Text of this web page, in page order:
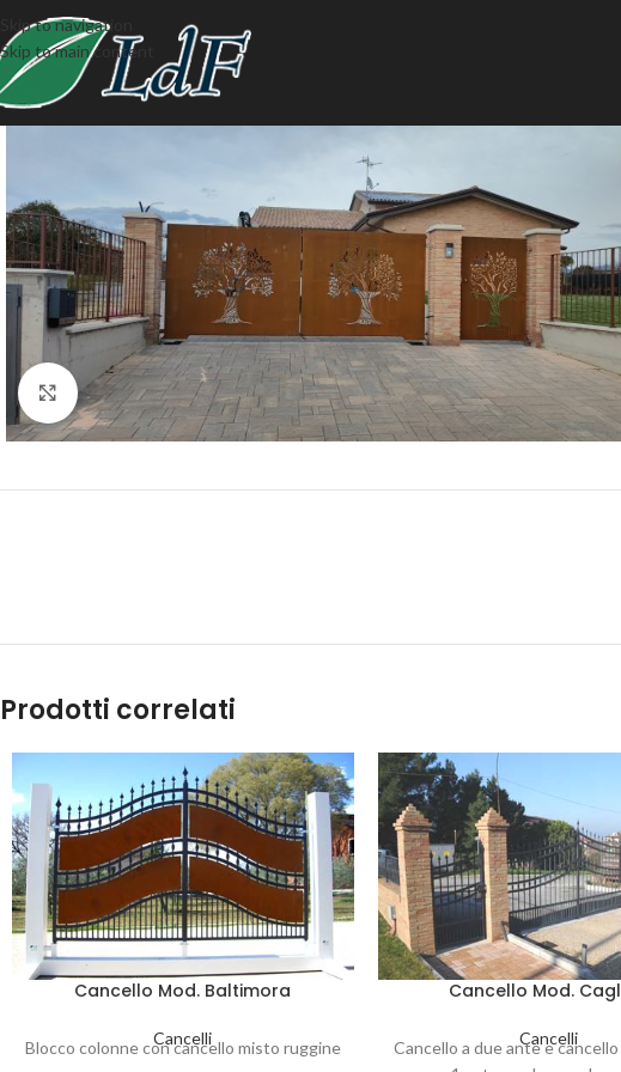
Skip to navigation
Skip to main content
Click to enlarge
Prodotti correlati
Cancello Mod. Baltimora
Cancelli
Blocco colonne con cancello misto ruggine
Cancello Mod.
Cancelli
Cancello a due ante e